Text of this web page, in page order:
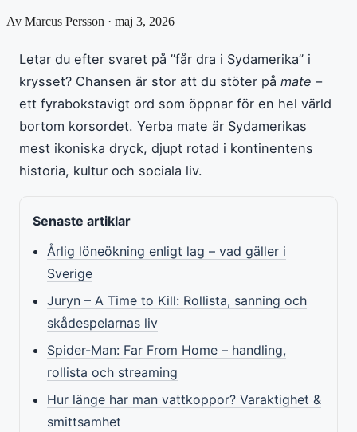
Av Marcus Persson · maj 3, 2026
Letar du efter svaret på ”får dra i Sydamerika” i
krysset? Chansen är stor att du stöter på mate –
ett fyrabokstavigt ord som öppnar för en hel värld
bortom korsordet. Yerba mate är Sydamerikas
mest ikoniska dryck, djupt rotad i kontinentens
historia, kultur och sociala liv.
Senaste artiklar
Årlig löneökning enligt lag – vad gäller i
Sverige
Juryn – A Time to Kill: Rollista, sanning och
skådespelarnas liv
Spider-Man: Far From Home – handling,
rollista och streaming
Hur länge har man vattkoppor? Varaktighet &
smittsamhet